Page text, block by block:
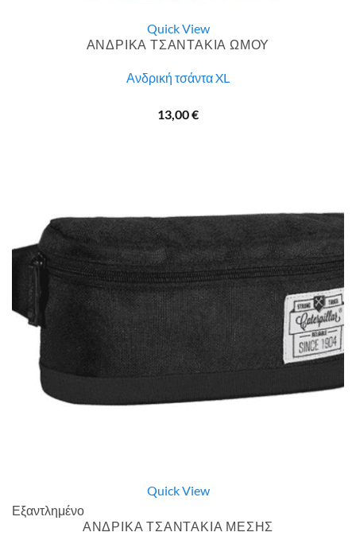
Quick View
ΑΝΔΡΙΚΑ ΤΣΑΝΤΑΚΙΑ ΩΜΟΥ
Ανδρική τσάντα XL
13,00€
Quick View
Εξαντλημένο
ΑΝΔΡΙΚΑ ΤΣΑΝΤΑΚΙΑ ΜΕΣΗΣ